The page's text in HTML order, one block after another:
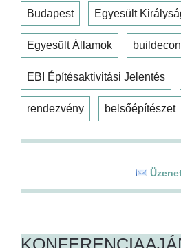
Budapest Egyesült
Egyesült Államok buildecon
EBI Építésaktivitási Jelentés
rendezvény belsőépítészet